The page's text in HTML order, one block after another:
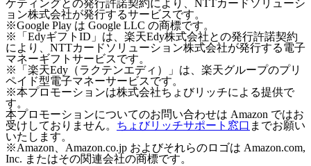
ケティングとの発行許諾契約により、NTTカードソリューシ
ョン株式会社が発行するサービスです。
※Google Play は Google LLC の商標です。
※「EdyギフトID」は、楽天Edy株式会社との発行許諾契約
により、NTTカードソリューション株式会社が発行する電子
マネーギフトサービスです。
※「楽天Edy（ラクテンエディ）」は、楽天グループのプリ
ペイド型電子マネーサービスです。
※本プロモーションは株式会社ちょびリッチによる提供で
す。
本プロモーションについてのお問い合わせは Amazon ではお
受けしておりません。 ちょびリッチサポート窓口 までお願い
いたします。
※Amazon、Amazon.co.jp およびそれらのロゴは Amazon.com,
Inc. またはその関連会社の商標です。